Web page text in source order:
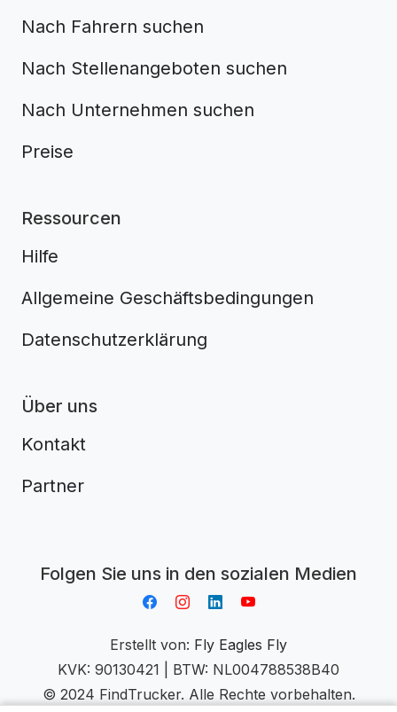
Nach Fahrern suchen
Nach Stellenangeboten suchen
Nach Unternehmen suchen
Preise
Ressourcen
Hilfe
Allgemeine Geschäftsbedingungen
Datenschutzerklärung
Über uns
Kontakt
Partner
Folgen Sie uns in den sozialen Medien
Erstellt von: Fly Eagles Fly
KVK: 90130421 | BTW: NL004788538B40
© 2024 FindTrucker. Alle Rechte vorbehalten.